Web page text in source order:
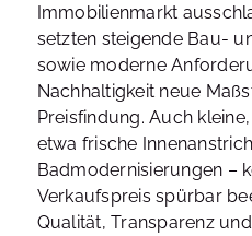
Immobilienmarkt
setzten steigende Bau-
sowie moderne
Nachhaltigkeit neue
Preisfindung. Auch
etwa frische
Badmodernisierungen –
Verkaufspreis spürbar
Qualität, Transparenz